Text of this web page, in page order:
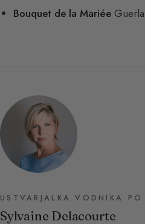
Bouquet de la Mariée
USTVARJALKA VODNIKA PO
Sylvaine Delacourte